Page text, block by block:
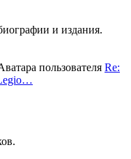
и издания.
Re: